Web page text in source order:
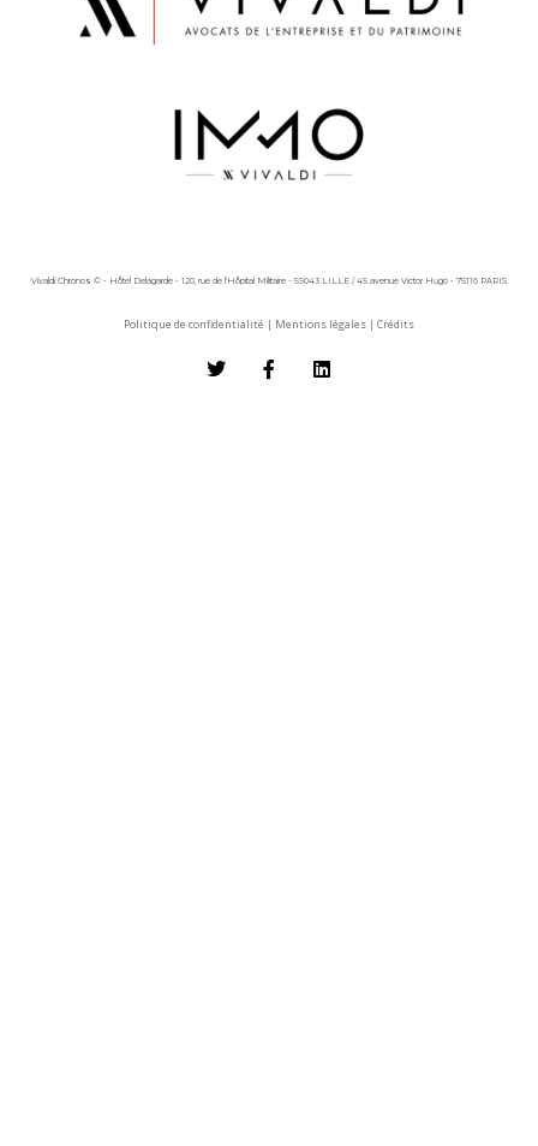
Vivaldi Chronos © - Hôtel Delagarde - 120, rue de l'Hôpital Militaire - 59043 LILLE / 45 avenue Victor Hugo - 75116 PARIS
Politique de confidentialité | Mentions légales | Crédits